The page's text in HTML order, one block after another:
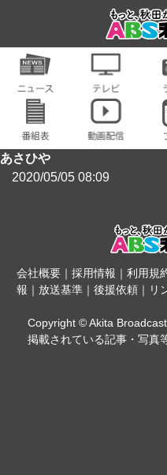
あさひや
2020/05/05 08:09
会社概要｜ 採用情報 ｜ 利用規
報 ｜ 放送基準 ｜ 後援依頼 ｜ リ
Copyright © Akita
掲載されている記事・写真